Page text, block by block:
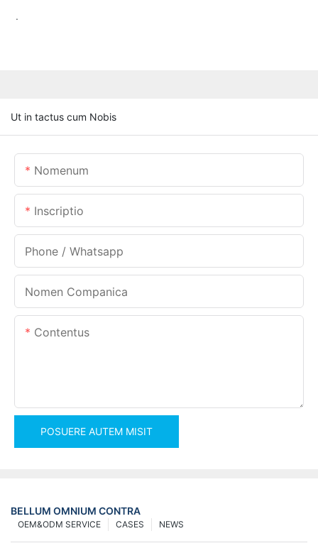
.
Ut in tactus cum Nobis
Nomenum
Inscriptio
Phone / Whatsapp
Nomen Companica
Contentus
POSUERE AUTEM MISIT
BELLUM OMNIUM CONTRA
NEWS
CASES
OEM&ODM SERVICE